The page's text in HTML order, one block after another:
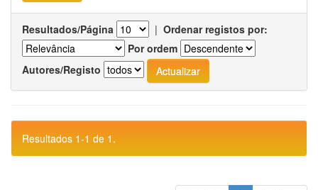
Resultados/Página | Ordenar registos por:
Por ordem
Autores/Registo
Resultados 1-1 de 1.